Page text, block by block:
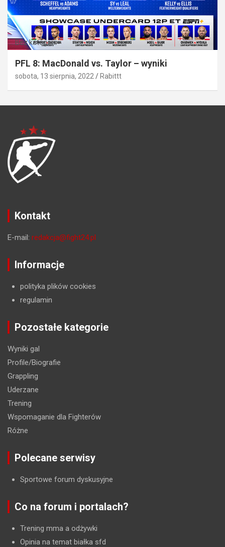
Bez kategorii
PFL 8: MacDonald vs. Taylor – wyniki
sobota, 13 sierpnia, 2022 Rabittt
Kontakt
E-mail: redakcja@fight24.pl
Informacje
polityka plików cookies
regulamin
Pozostałe kategorie
Wyniki gal
Profile/Biografie
Grappling
Uderzane
Trening
Wspomaganie dla Fighterów
Różne
Polecane serwisy
Sportowe forum dyskusyjne
Co na forum i portalach?
Trening mma a odżywki
Opinia na temat białka sfd